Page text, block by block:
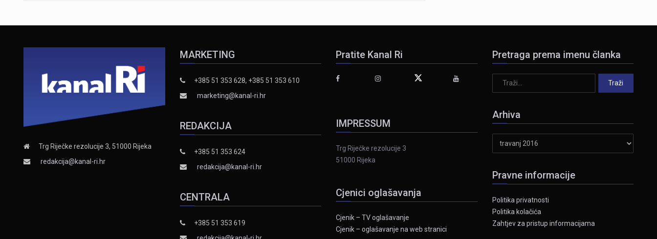
Trg Riječke rezolucije 3, 51000 Rijeka
redakcija@kanal-ri.hr
MARKETING
+385 51 353 628, +385 51 353 610
marketing@kanal-ri.hr
REDAKCIJA
+385 51 353 624
redakcija@kanal-ri.hr
CENTRALA
+385 51 353 619
Pratite Kanal Ri
IMPRESSUM
Trg Riječke rezolucije 3
51000 Rijeka
Cjenici oglašavanja
Cjenik – TV oglašavanje
Cjenik – oglašavanje na web stranici
Pretraga prema imenu članka
Arhiva
Pravne informacije
Politika privatnosti
Politika kolačića
Zahtjev za pristup informacijama